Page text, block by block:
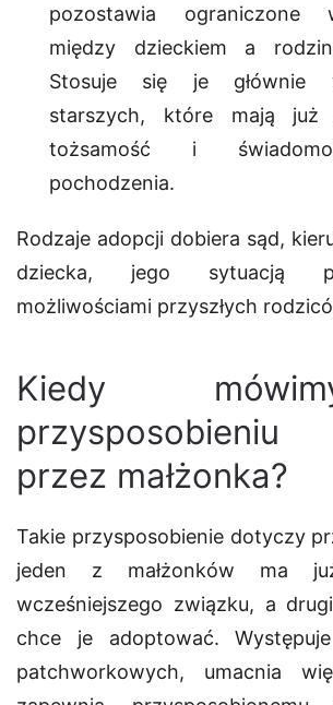
pozostawia ograniczone
między dzieckiem a
Stosuje się je głównie
starszych, które mają już
tożsamość i
pochodzenia.
Rodzaje adopcji dobiera sąd,
dziecka, jego sytuacją
możliwościami przyszłych
Kiedy
przysposobieniu
przez małżonka?
Takie przysposobienie dotyczy
jeden z małżonków ma
wcześniejszego związku, a
chce je adoptować.
patchworkowych, umacnia